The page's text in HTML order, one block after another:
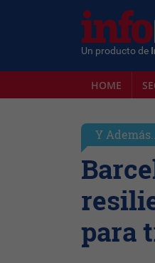
Un producto de
HOME
Y Además...
para